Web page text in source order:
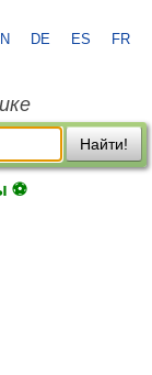
DE ES FR
Найти!
⚽